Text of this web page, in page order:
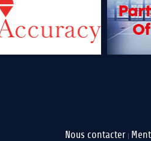
Nous contacter |